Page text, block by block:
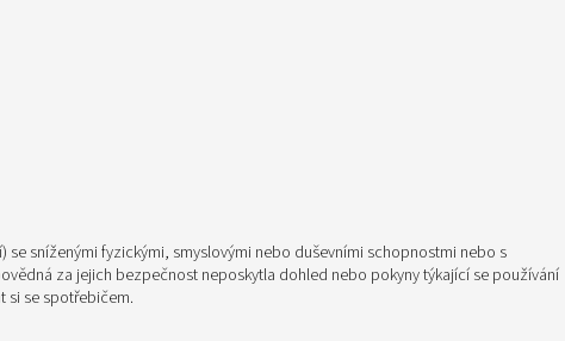
sníženými fyzickými, smyslovými nebo duševními schopnostmi nebo s
za jejich bezpečnost neposkytla dohled nebo pokyny týkající se používání
si se spotřebičem.